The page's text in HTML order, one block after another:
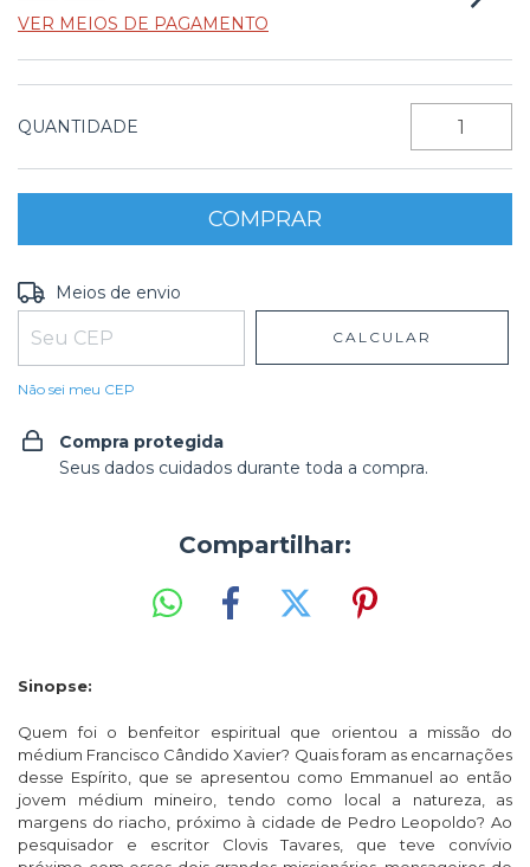
VER MEIOS DE PAGAMENTO
QUANTIDADE
Entregas para o CEP:
Meios de envio
CALCULAR
Não sei meu CEP
Compra protegida
Seus dados cuidados durante toda a compra.
Compartilhar:
Sinopse:
Quem foi o benfeitor espiritual que orientou a missão do
médium Francisco Cândido Xavier? Quais foram as encarnações
desse Espírito, que se apresentou como Emmanuel ao então
jovem médium mineiro, tendo como local a natureza, as
margens do riacho, próximo à cidade de Pedro Leopoldo? Ao
pesquisador e escritor Clovis Tavares, que teve convívio